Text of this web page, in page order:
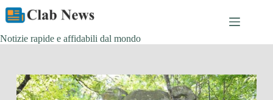
content
Notizie rapide e affidabili dal mondo